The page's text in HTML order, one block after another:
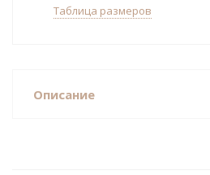
Таблица размеров
Описание